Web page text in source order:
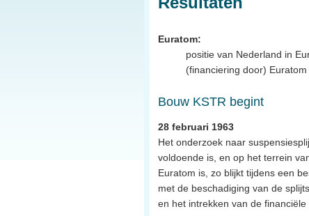
Euratom:
positie van Nederland in
(financiering door)
Bouw KSTR begint
28 februari 1963
Het onderzoek naar
voldoende is, en op het terrein
Euratom is, zo blijkt tijdens een
met de beschadiging van de
en het intrekken van de